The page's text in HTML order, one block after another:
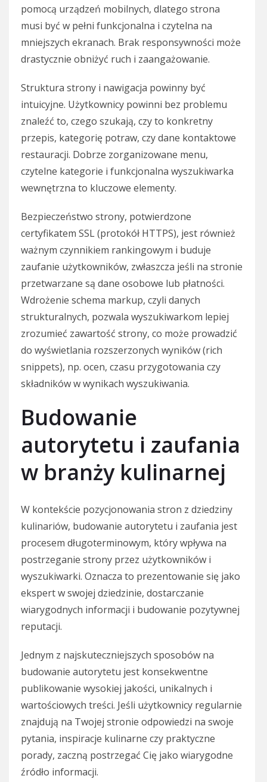
pomocą urządzeń mobilnych, dlatego strona
musi być w pełni funkcjonalna i czytelna na
mniejszych ekranach. Brak responsywności może
drastycznie obniżyć ruch i zaangażowanie.
Struktura strony i nawigacja powinny być
intuicyjne. Użytkownicy powinni bez problemu
znaleźć to, czego szukają, czy to konkretny
przepis, kategorię potraw, czy dane kontaktowe
restauracji. Dobrze zorganizowane menu,
czytelne kategorie i funkcjonalna wyszukiwarka
wewnętrzna to kluczowe elementy.
Bezpieczeństwo strony, potwierdzone
certyfikatem SSL (protokół HTTPS), jest również
ważnym czynnikiem rankingowym i buduje
zaufanie użytkowników, zwłaszcza jeśli na stronie
przetwarzane są dane osobowe lub płatności.
Wdrożenie schema markup, czyli danych
strukturalnych, pozwala wyszukiwarkom lepiej
zrozumieć zawartość strony, co może prowadzić
do wyświetlania rozszerzonych wyników (rich
snippets), np. ocen, czasu przygotowania czy
składników w wynikach wyszukiwania.
Budowanie
autorytetu i zaufania
w branży kulinarnej
W kontekście pozycjonowania stron z dziedziny
kulinariów, budowanie autorytetu i zaufania jest
procesem długoterminowym, który wpływa na
postrzeganie strony przez użytkowników i
wyszukiwarki. Oznacza to prezentowanie się jako
ekspert w swojej dziedzinie, dostarczanie
wiarygodnych informacji i budowanie pozytywnej
reputacji.
Jednym z najskuteczniejszych sposobów na
budowanie autorytetu jest konsekwentne
publikowanie wysokiej jakości, unikalnych i
wartościowych treści. Jeśli użytkownicy regularnie
znajdują na Twojej stronie odpowiedzi na swoje
pytania, inspiracje kulinarne czy praktyczne
porady, zaczną postrzegać Cię jako wiarygodne
źródło informacji.